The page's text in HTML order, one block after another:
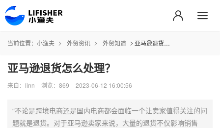
当前位置： 小渔夫 外贸资讯 外贸知道 亚马逊退货怎么处理？
亚马逊退货怎么处理？
来自：linn 浏览：869 2023-06-12 16:00:56
“不论是跨境电商还是国内电商都会面临一个让卖家值得关注的问
题就是退货。对于亚马逊卖家来说，大量的退货不仅影响销售